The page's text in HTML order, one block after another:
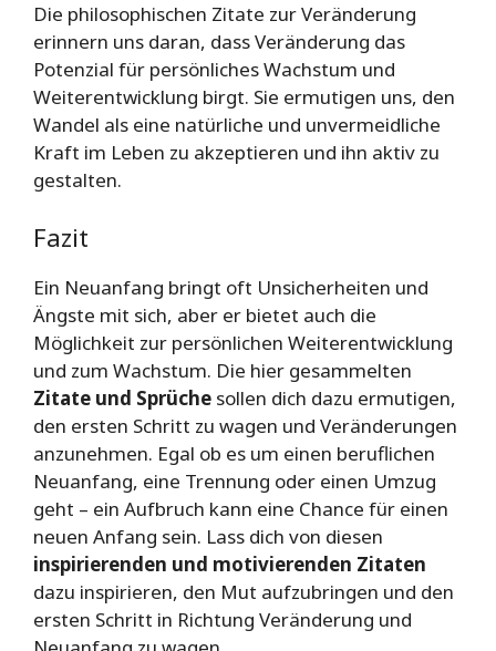
Die philosophischen Zitate zur Veränderung
erinnern uns daran, dass Veränderung das
Potenzial für persönliches Wachstum und
Weiterentwicklung birgt. Sie ermutigen uns, den
Wandel als eine natürliche und unvermeidliche
Kraft im Leben zu akzeptieren und ihn aktiv zu
gestalten.
Fazit
Ein Neuanfang bringt oft Unsicherheiten und
Ängste mit sich, aber er bietet auch die
Möglichkeit zur persönlichen Weiterentwicklung
und zum Wachstum. Die hier gesammelten
Zitate und Sprüche sollen dich dazu ermutigen,
den ersten Schritt zu wagen und Veränderungen
anzunehmen. Egal ob es um einen beruflichen
Neuanfang, eine Trennung oder einen Umzug
geht – ein Aufbruch kann eine Chance für einen
neuen Anfang sein. Lass dich von diesen
inspirierenden und motivierenden Zitaten
dazu inspirieren, den Mut aufzubringen und den
ersten Schritt in Richtung Veränderung und